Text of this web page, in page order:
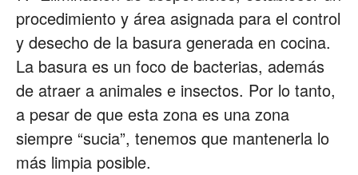
procedimiento y área asignada para el control
y desecho de la basura generada en cocina.
La basura es un foco de bacterias, además
de atraer a animales e insectos. Por lo tanto,
a pesar de que esta zona es una zona
siempre “sucia”, tenemos que mantenerla lo
más limpia posible.